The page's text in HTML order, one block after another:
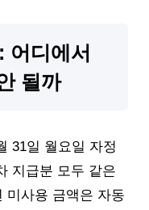
어디에서
될까
31일 월요일 자정
지급분 모두 같은
미사용 금액은 자동